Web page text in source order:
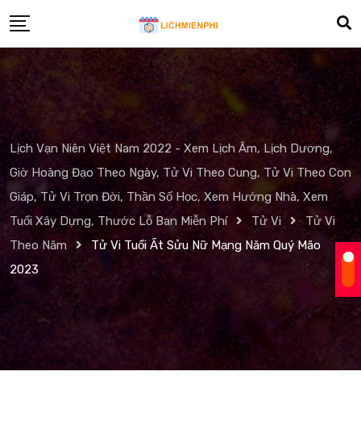
to
content
Lịch Vạn Niên Việt Nam 2022 - Xem Lịch Âm, Lịch Dương,
Giờ Hoàng Đạo Theo Ngày, Tử Vi Theo Cung, Tử Vi Theo Con
Giáp, Tử Vi Trọn Đời, Thần Số Học, Xem Hướng Nhà, Xem
Tuổi Xây Dựng, Thước Lỗ Ban Miễn Phí
Tử Vi
Tử Vi
Theo Năm
Tử Vi Tuổi Ất Sửu Nữ Mạng Năm Quý Mão
2023